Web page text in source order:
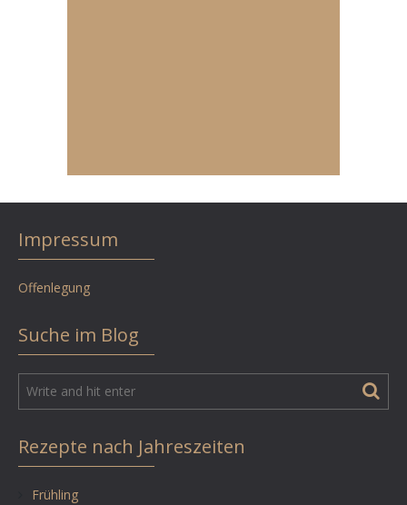
Impressum
Offenlegung
Suche im Blog
Rezepte nach Jahreszeiten
Frühling